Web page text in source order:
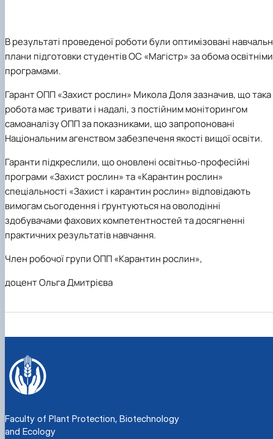
В результаті проведеної роботи були оптимізовані
плани підготовки студентів ОС «Магістр» за обома освітніми
програмами.
Гарант ОПП «Захист рослин» Микола Доля зазначив, що така
робота має тривати і надалі, з постійним моніторингом
самоаналізу ОПП за показниками, що запропоновані
Національним агенством забезпеченя якості вищої освіти.
Гаранти підкреслили, що оновлені освітньо-професійні
програми «Захист рослин» та «Карантин рослин»
спеціальності «Захист і карантин рослин» відповідають
вимогам сьогодення і ґрунтуються на оволодінні
здобувачами фахових компетентностей та досягненні
практичних результатів навчання.
Член робочої групи ОПП «Карантин рослин»,
доцент Ольга Дмитрієва
Faculty of Plant Protection, Biotechnology
and Ecology